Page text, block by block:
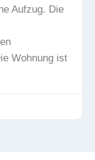
Aufzug. Die
Wohnung ist